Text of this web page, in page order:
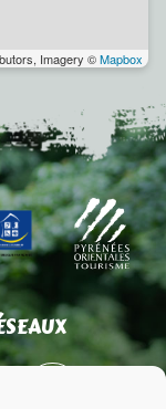
Imagery ©Mapbox